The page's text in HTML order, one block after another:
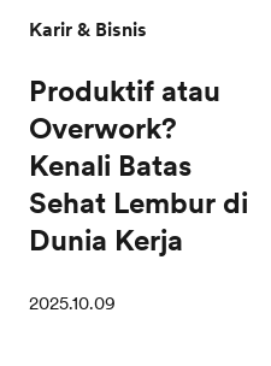
Karir & Bisnis
Produktif atau
Overwork?
Kenali Batas
Sehat Lembur di
Dunia Kerja
2025.10.09